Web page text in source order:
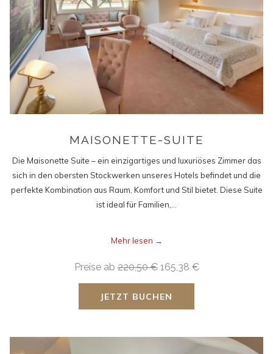
MAISONETTE-SUITE
Die Maisonette Suite – ein einzigartiges und luxuriöses Zimmer das
sich in den obersten Stockwerken unseres Hotels befindet und die
perfekte Kombination aus Raum, Komfort und Stil bietet. Diese Suite
ist ideal für Familien,…
Mehr lesen
Preise ab220,50 € 165,38 €
JETZT BUCHEN